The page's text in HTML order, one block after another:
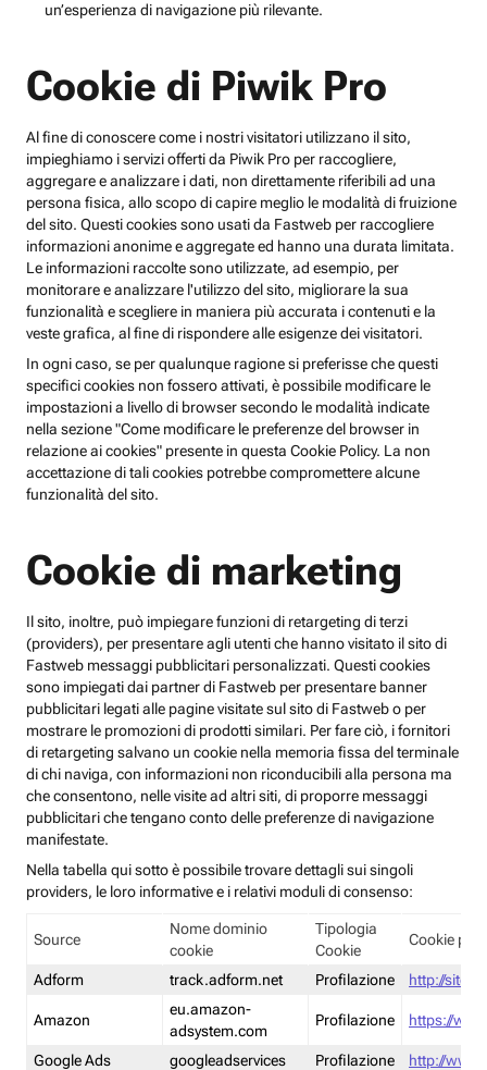
un’esperienza di navigazione più rilevante.
Cookie di Piwik Pro
Al fine di conoscere come i nostri visitatori utilizzano il sito,
impieghiamo i servizi offerti da Piwik Pro per raccogliere,
aggregare e analizzare i dati, non direttamente riferibili ad una
persona fisica, allo scopo di capire meglio le modalità di fruizione
del sito. Questi cookies sono usati da Fastweb per raccogliere
informazioni anonime e aggregate ed hanno una durata limitata.
Le informazioni raccolte sono utilizzate, ad esempio, per
monitorare e analizzare l'utilizzo del sito, migliorare la sua
funzionalità e scegliere in maniera più accurata i contenuti e la
veste grafica, al fine di rispondere alle esigenze dei visitatori.
In ogni caso, se per qualunque ragione si preferisse che questi
specifici cookies non fossero attivati, è possibile modificare le
impostazioni a livello di browser secondo le modalità indicate
nella sezione "Come modificare le preferenze del browser in
relazione ai cookies" presente in questa Cookie Policy. La non
accettazione di tali cookies potrebbe compromettere alcune
funzionalità del sito.
Cookie di marketing
Il sito, inoltre, può impiegare funzioni di retargeting di terzi
(providers), per presentare agli utenti che hanno visitato il sito di
Fastweb messaggi pubblicitari personalizzati. Questi cookies
sono impiegati dai partner di Fastweb per presentare banner
pubblicitari legati alle pagine visitate sul sito di Fastweb o per
mostrare le promozioni di prodotti similari. Per fare ciò, i fornitori
di retargeting salvano un cookie nella memoria fissa del terminale
di chi naviga, con informazioni non riconducibili alla persona ma
che consentono, nelle visite ad altri siti, di proporre messaggi
pubblicitari che tengano conto delle preferenze di navigazione
manifestate.
Nella tabella qui sotto è possibile trovare dettagli sui singoli
providers, le loro informative e i relativi moduli di consenso:
Source
Nome dominio
cookie
Tipologia
Cookie
Cookie
Adform track.adform.net Profilazione http://
Amazon
eu.amazon-
adsystem.com
Profilazione https://
Google Ads googleadservices Profilazione
http://